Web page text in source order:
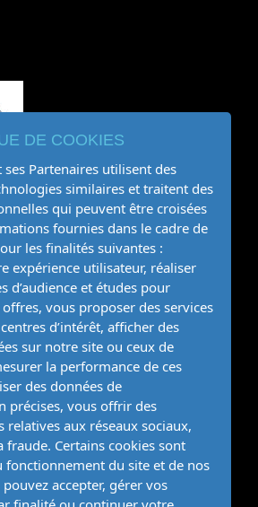
DE COOKIES
ses Partenaires utilisent des
similaires et traitent des
qui peuvent être croisées
fournies dans le cadre de
les finalités suivantes :
expérience utilisateur, réaliser
d’audience et études pour
vous proposer des services
d’intérêt, afficher des
sur notre site ou ceux de
la performance de ces
des données de
précises, vous offrir des
relatives aux réseaux sociaux,
fraude. Certains cookies sont
fonctionnement du site et de nos
accepter, gérer vos